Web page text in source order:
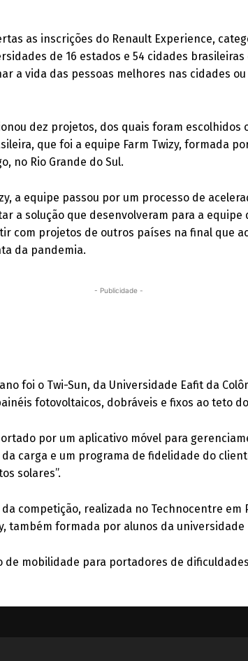
as inscrições do Renault Experience,
de 16 estados e 54 cidades
a vida das pessoas melhores nas cidades
dez projetos, dos quais foram
que foi a equipe Farm Twizy, formada
no Rio Grande do Sul.
a equipe passou por um processo de
a solução que desenvolveram para a equipe
com projetos de outros países na final que
da pandemia.
- Publicidade -
foi o Twi-Sun, da Universidade Eafit da
fotovoltaicos, dobráveis e fixos ao teto do
por um aplicativo móvel para
carga e um programa de fidelidade do
solares”.
competição, realizada no Technocentre em
também formada por alunos da universidade
de mobilidade para portadores de